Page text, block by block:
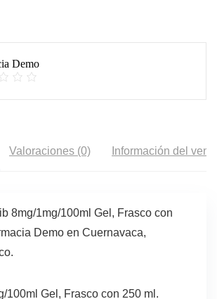
Demo
Valoraciones (0) Información del
8mg/1mg/100ml Gel, Frasco con
Demo en Cuernavaca,
100ml Gel, Frasco con 250 ml.